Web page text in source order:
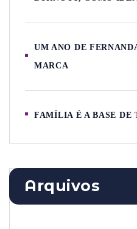
UM ANO DE
MARCA
FAMÍLIA É A BASE DE
Arquivos